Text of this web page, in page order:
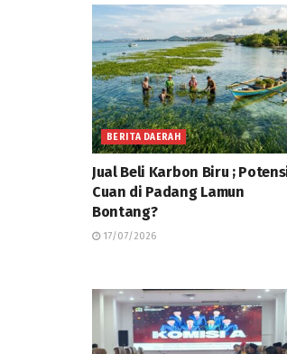
BERITA DAERAH
Jual Beli Karbon Biru ;
Cuan di Padang Lamun
Bontang?
17/07/2026